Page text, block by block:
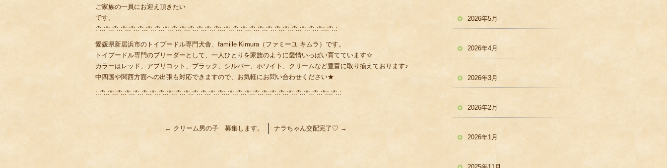
ご家族の一員にお迎え頂きたい
です。
:*:.:*:.:*:.:*:.:*:.:*:.:*:.:*:.:*:.:*:.:*:.:*:.:*:.:*:.:*::.:*:.:*:.:*:.:*:.:*:.:*:.:*:.:*:.:*:.:*:.:*:.:*::.:*:.:
愛媛県新居浜市のトイプードル専門犬舎、famille Kimura（ファミーユ キムラ）です。
トイプードル専門のブリーダーとして、一人ひとりを家族のように愛情いっぱい育てています☆
カラーはレッド、アプリコット、ブラック、シルバー、ホワイト、クリームなど豊富に取り揃えております♪
中四国や関西方面への出張も対応できますので、お気軽にお問い合わせください★
:.:*:.:*:.:*:.:*:.:*:.:*:.:*:.:*:.:*:.:*:.:*:.:*:.:*:.:*:.:*::.:*:.:*:.:*:.:*:.:*:.:*:.:*:.:*:.:*:.:*:.:*:.:*::.:*:.:
← クリーム男の子 募集します。 ナラちゃん交配完了♡ →
2026年5月
2026年4月
2026年3月
2026年2月
2026年1月